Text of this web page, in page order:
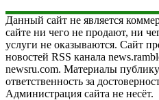
Данный сайт не является
сайте ни чего не продают, ни
услуги не оказываются. Сайт
новостей RSS канала
newsru.com. Материалы
ответственность за
Администрация сайта не несёт.